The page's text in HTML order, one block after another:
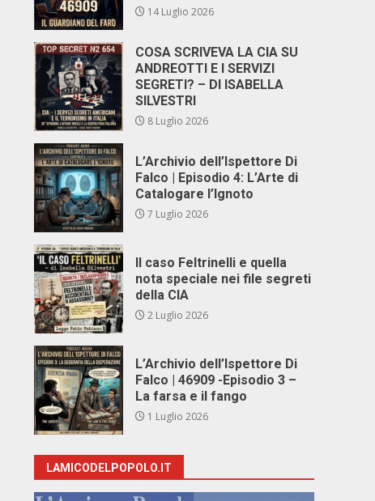
14 Luglio 2026
COSA SCRIVEVA LA CIA SU
ANDREOTTI E I SERVIZI
SEGRETI? – DI ISABELLA
SILVESTRI
8 Luglio 2026
L’Archivio dell’Ispettore Di
Falco | Episodio 4: L’Arte di
Catalogare l’Ignoto
7 Luglio 2026
Il caso Feltrinelli e quella
nota speciale nei file segreti
della CIA
2 Luglio 2026
L’Archivio dell’Ispettore Di
Falco | 46909 -Episodio 3 –
La farsa e il fango
1 Luglio 2026
LAMICODELPOPOLO.IT